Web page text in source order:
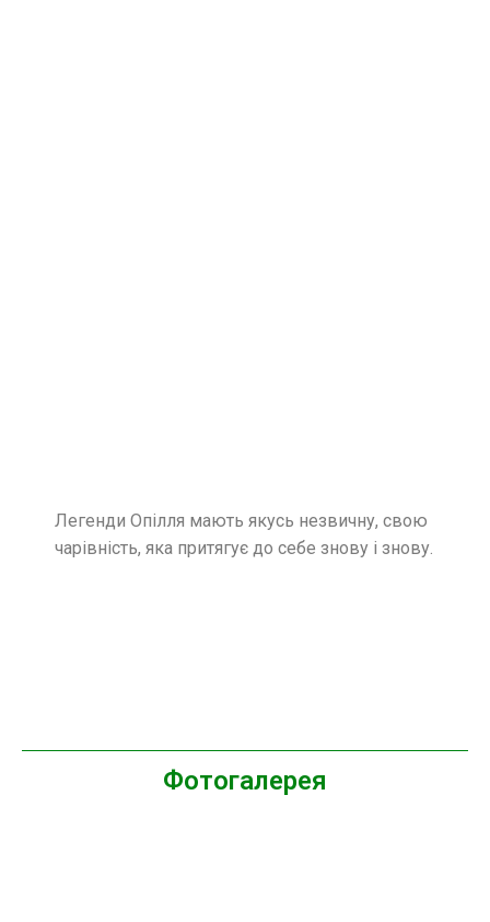
Легенди Опілля мають якусь незвичну, свою
чарівність, яка притягує до себе знову і знову.
Фотогалерея